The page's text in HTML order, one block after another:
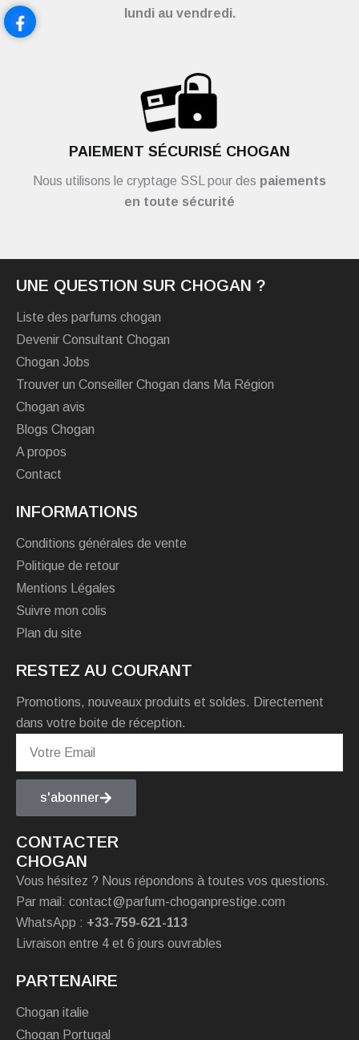
lundi au vendredi.
PAIEMENT SÉCURISÉ CHOGAN
Nous utilisons le cryptage SSL pour des paiements
en toute sécurité
UNE QUESTION SUR CHOGAN ?
Liste des parfums chogan
Devenir Consultant Chogan
Chogan Jobs
Trouver un Conseiller Chogan dans Ma Région
Chogan avis
Blogs Chogan
A propos
Contact
INFORMATIONS
Conditions générales de vente
Politique de retour
Mentions Légales
Suivre mon colis
Plan du site
RESTEZ AU COURANT
Promotions, nouveaux produits et soldes. Directement
dans votre boite de réception.
s'abonner
CONTACTER
CHOGAN
Vous hésitez ? Nous répondons à toutes vos questions.
Par mail: contact@parfum-choganprestige.com
WhatsApp : +33-759-621-113
Livraison entre 4 et 6 jours ouvrables
PARTENAIRE
Chogan italie
Chogan Portugal